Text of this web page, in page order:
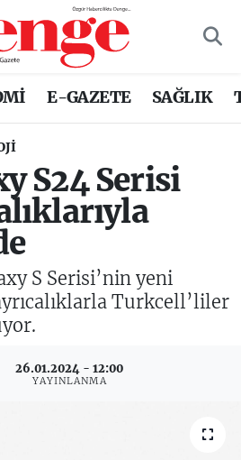
E-GAZETE SAĞLIK
S24 Serisi
S Serisi’nin yeni
Turkcell’liler
26.01.2024 - 12:00
YAYINLANMA
Durumu ve Fikstür